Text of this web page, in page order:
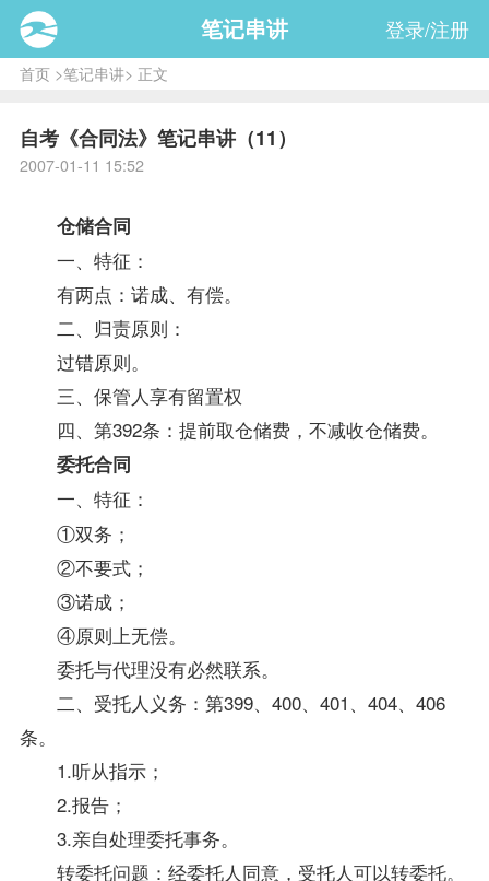
笔记串讲 登录/注册
首页>笔记串讲> 正文
自考《合同法》笔记串讲（11）
2007-01-11 15:52
仓储合同
一、特征：
有两点：诺成、有偿。
二、归责原则：
过错原则。
三、保管人享有留置权
四、第392条：提前取仓储费，不减收仓储费。
委托合同
一、特征：
①双务；
②不要式；
③诺成；
④原则上无偿。
委托与代理没有必然联系。
二、受托人义务：第399、400、401、404、406
条。
1.听从指示；
2.报告；
3.亲自处理委托事务。
转委托问题：经委托人同意，受托人可以转委托。